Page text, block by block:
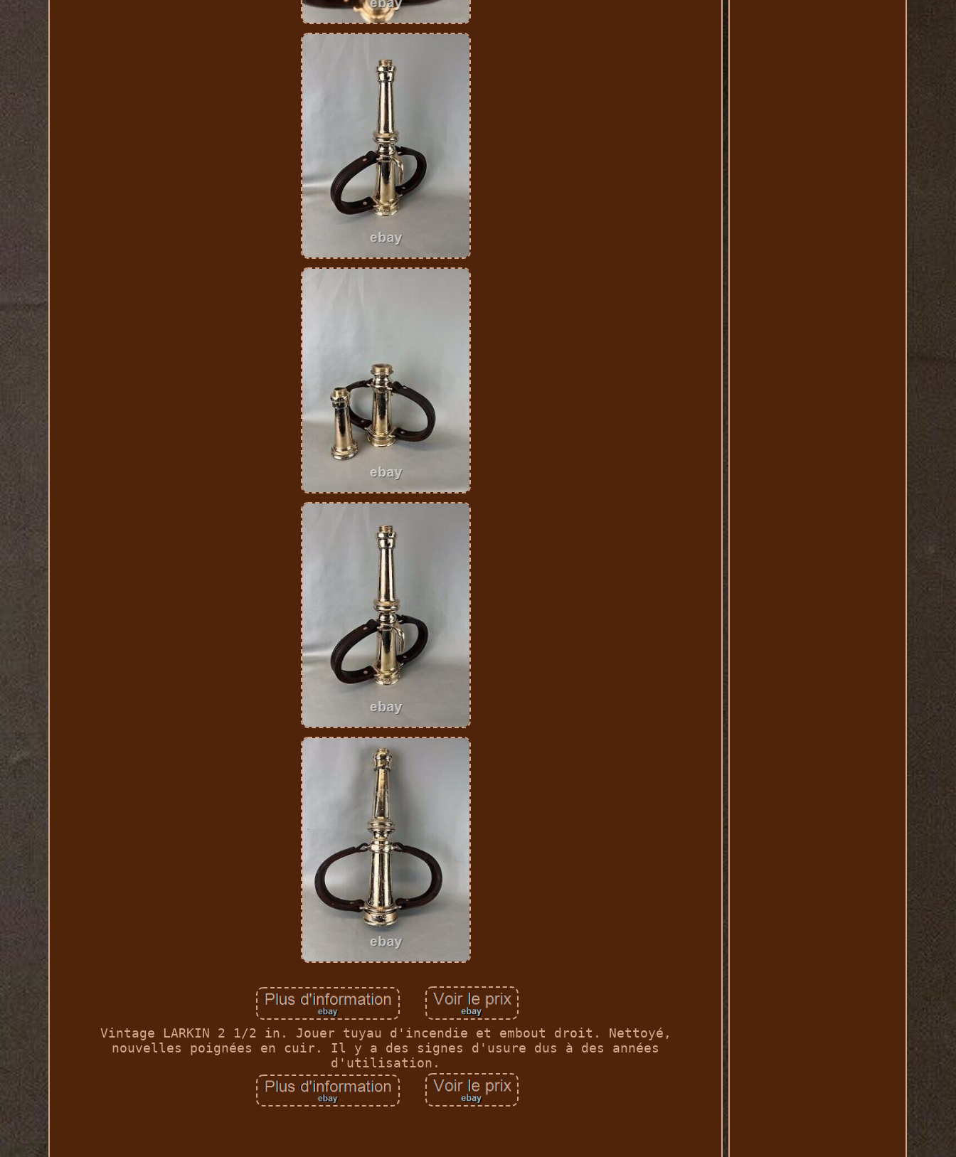
Vintage LARKIN 2 1/2 in. Jouer tuyau d'incendie et embout droit. Nettoyé,
nouvelles poignées en cuir. Il y a des signes d'usure dus à des années
d'utilisation.